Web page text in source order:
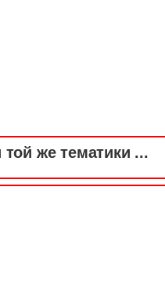
же тематики ...